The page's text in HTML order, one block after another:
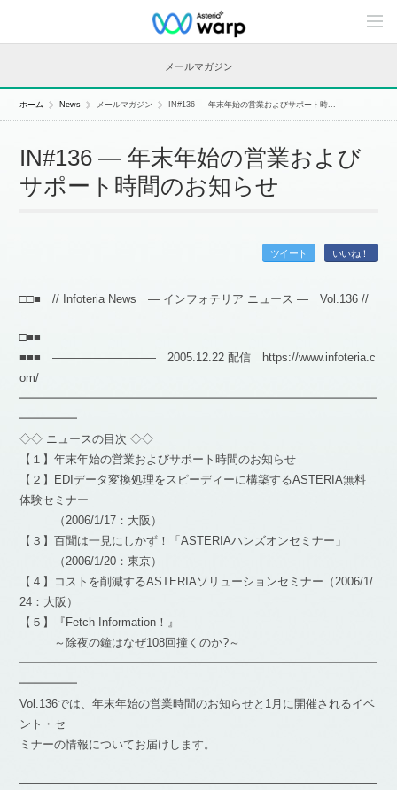
C
n
n
メールマガジン
ホーム News メールマガジン IN#136 — 年末年始の営業およびサポート時...
IN#136 — 年末年始の営業および
サポート時間のお知らせ
ツイート いいね！
□□■ // Infoteria News — インフォテリア ニュース — Vol.136 //
□■■
■■■ ――――――――― 2005.12.22 配信 https://www.infoteria.c
om/
━━━━━━━━━━━━━━━━━━━━━━━━━━━━━━━
━━━━━
◇◇ ニュースの目次 ◇◇
【１】年末年始の営業およびサポート時間のお知らせ
【２】EDIデータ変換処理をスピーディーに構築するASTERIA無料
体験セミナー
（2006/1/17：大阪）
【３】百聞は一見にしかず！「ASTERIAハンズオンセミナー」
（2006/1/20：東京）
【４】コストを削減するASTERIAソリューションセミナー（2006/1/
24：大阪）
【５】『Fetch Information！』
～除夜の鐘はなぜ108回撞くのか?～
━━━━━━━━━━━━━━━━━━━━━━━━━━━━━━━
━━━━━
Vol.136では、年末年始の営業時間のお知らせと1月に開催されるイベ
ント・セ
ミナーの情報についてお届けします。
―――――――――――――――――――――――――――――――